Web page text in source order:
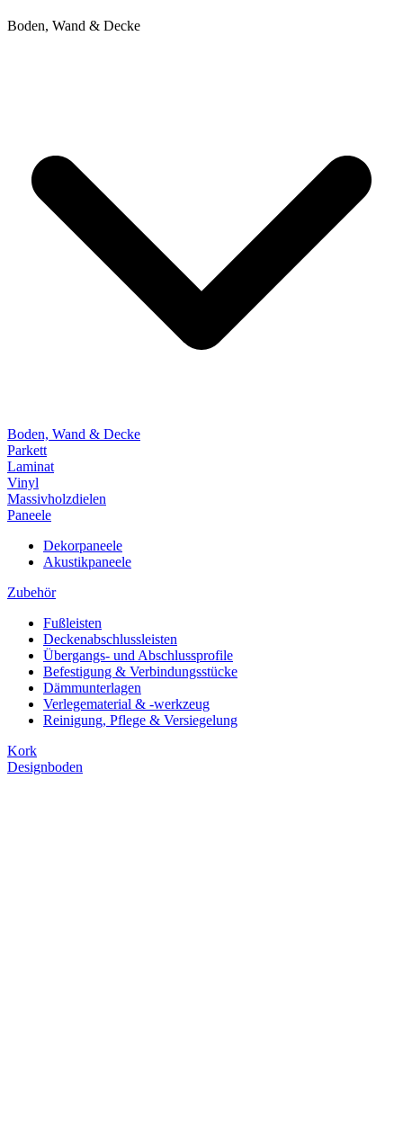
Boden, Wand & Decke
Boden, Wand & Decke
Parkett
Laminat
Vinyl
Massivholzdielen
Paneele
Dekorpaneele
Akustikpaneele
Zubehör
Fußleisten
Deckenabschlussleisten
Übergangs- und Abschlussprofile
Befestigung & Verbindungsstücke
Dämmunterlagen
Verlegematerial & -werkzeug
Reinigung, Pflege & Versiegelung
Kork
Designboden